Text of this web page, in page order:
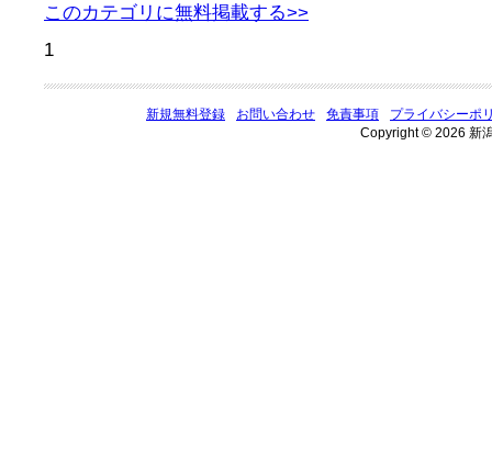
このカテゴリに無料掲載する>>
1
新規無料登録 お問い合わせ 免責事項
プライバシーポ
Copyright © 2026 新